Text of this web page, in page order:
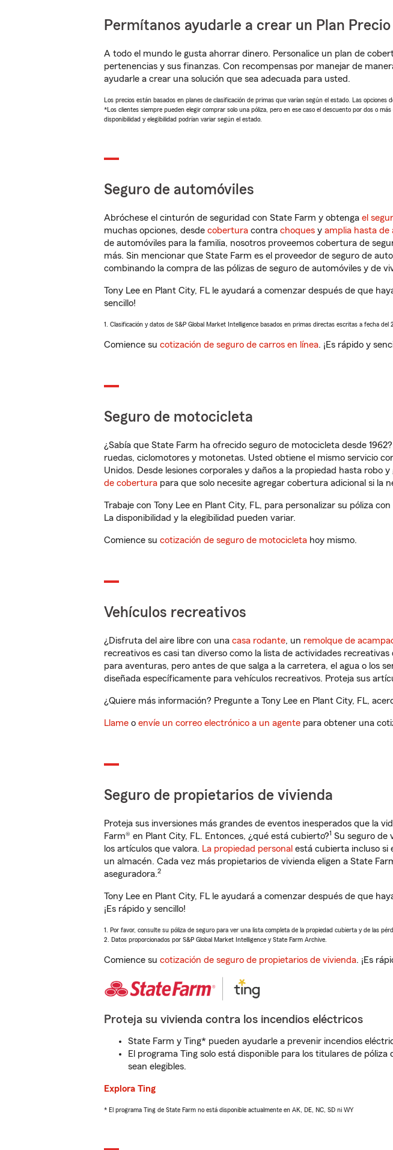
Permítanos ayudarle a crear un Plan Precio
A todo el mundo le gusta ahorrar dinero. Personalice un plan de
pertenencias y sus finanzas. Con recompensas por manejar de
ayudarle a crear una solución que sea adecuada para usted.
Los precios están basados en planes de clasificación de primas que varían según el estado. Las
*Los clientes siempre pueden elegir comprar solo una póliza, pero en ese caso el descuento por dos o
disponibilidad y elegibilidad podrían variar según el estado.
Seguro de automóviles
Abróchese el cinturón de seguridad con State Farm y obtenga el
muchas opciones, desde cobertura contra choques y amplia hasta de
de automóviles para la familia, nosotros proveemos cobertura de
más. Sin mencionar que State Farm es el proveedor de seguro de
combinando la compra de las pólizas de seguro de automóviles y de
Tony Lee en Plant City, FL le ayudará a comenzar después de que
sencillo!
1. Clasificación y datos de S&P Global Market Intelligence basados en primas directas escritas a fecha del
Comience su cotización de seguro de carros en línea. ¡Es rápido y
Seguro de motocicleta
¿Sabía que State Farm ha ofrecido seguro de motocicleta desde
ruedas, ciclomotores y motonetas. Usted obtiene el mismo servicio
Unidos. Desde lesiones corporales y daños a la propiedad hasta robo
de cobertura para que solo necesite agregar cobertura adicional si la
Trabaje con Tony Lee en Plant City, FL, para personalizar su póliza
La disponibilidad y la elegibilidad pueden variar.
Comience su cotización de seguro de motocicleta hoy mismo.
Vehículos recreativos
¿Disfruta del aire libre con una casa rodante, un remolque de
recreativos es casi tan diverso como la lista de actividades
para aventuras, pero antes de que salga a la carretera, el agua o los
diseñada específicamente para vehículos recreativos. Proteja sus
¿Quiere más información? Pregunte a Tony Lee en Plant City, FL,
Llame o envíe un correo electrónico a un agente para obtener una
Seguro de propietarios de vivienda
Proteja sus inversiones más grandes de eventos inesperados que la
Farm® en Plant City, FL. Entonces, ¿qué está cubierto?1 Su seguro de
los artículos que valora. La propiedad personal está cubierta incluso si
un almacén. Cada vez más propietarios de vivienda eligen a State
aseguradora.2
Tony Lee en Plant City, FL le ayudará a comenzar después de que
¡Es rápido y sencillo!
1. Por favor, consulte su póliza de seguro para ver una lista completa de la propiedad cubierta y de las
2. Datos proporcionados por S&P Global Market Intelligence y State Farm Archive.
Comience su cotización de seguro de propietarios de vivienda. ¡Es
Proteja su vivienda contra los incendios eléctricos
State Farm y Ting* pueden ayudarle a prevenir incendios
El programa Ting solo está disponible para los titulares de
sean elegibles.
Explora Ting
* El programa Ting de State Farm no está disponible actualmente en AK, DE, NC, SD ni WY